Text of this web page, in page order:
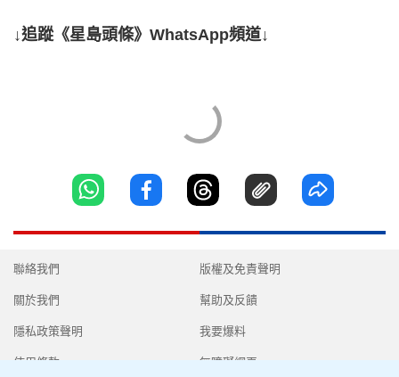
↓追蹤《星島頭條》WhatsApp頻道↓
聯絡我們
關於我們
隱私政策聲明
使用條款
版權及免責聲明
幫助及反饋
我要爆料
無障礙網頁